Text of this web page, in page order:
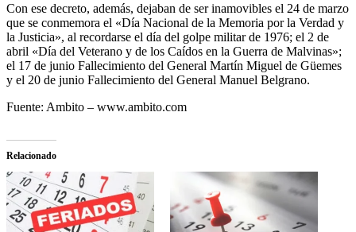
Con ese decreto, además, dejaban de ser inamovibles el 24 de marzo
que se conmemora el «Día Nacional de la Memoria por la Verdad y
la Justicia», al recordarse el día del golpe militar de 1976; el 2 de
abril «Día del Veterano y de los Caídos en la Guerra de Malvinas»;
el 17 de junio Fallecimiento del General Martín Miguel de Güemes
y el 20 de junio Fallecimiento del General Manuel Belgrano.
Fuente: Ambito – www.ambito.com
Relacionado